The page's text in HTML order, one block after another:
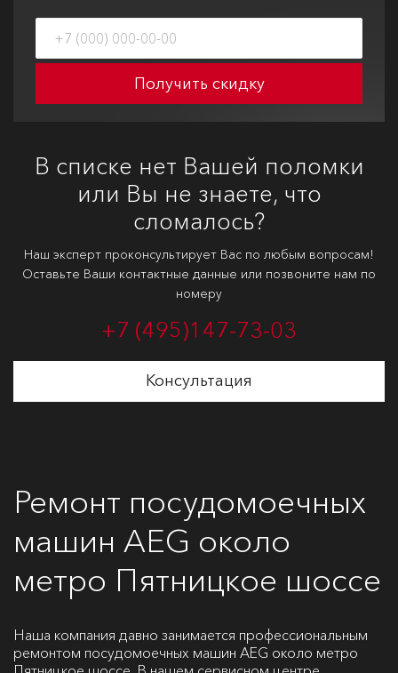
Получить скидку
В списке нет Вашей поломки
или Вы не знаете, что
сломалось?
Наш эксперт проконсультирует Вас по любым вопросам!
Оставьте Ваши контактные данные или позвоните нам по
номеру
+7 (495)147-73-03
Консультация
Ремонт посудомоечных
машин AEG около
метро Пятницкое шоссе
Наша компания давно занимается профессиональным
ремонтом посудомоечных машин AEG около метро